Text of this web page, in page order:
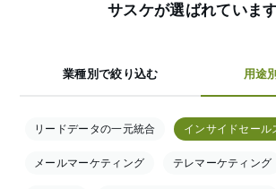
サスケが選ばれています
業種別で絞り込む 用途
リードデータの一元統合 インサイドセール
メールマーケティング テレマーケティング